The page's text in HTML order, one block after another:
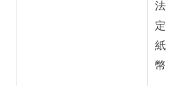
法
定
紙
幣